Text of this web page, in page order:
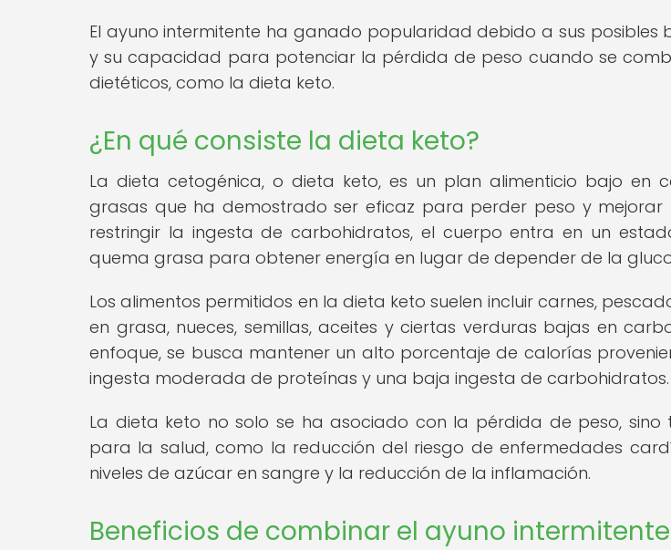
El ayuno intermitente ha ganado popularidad debido a sus posibles
y su capacidad para potenciar la pérdida de peso cuando se
dietéticos, como la dieta keto.
¿En qué consiste la dieta keto?
La dieta cetogénica, o dieta keto, es un plan alimenticio bajo en
grasas que ha demostrado ser eficaz para perder peso y mejorar
restringir la ingesta de carbohidratos, el cuerpo entra en un
quema grasa para obtener energía en lugar de depender de la
Los alimentos permitidos en la dieta keto suelen incluir carnes,
en grasa, nueces, semillas, aceites y ciertas verduras bajas en
enfoque, se busca mantener un alto porcentaje de calorías
ingesta moderada de proteínas y una baja ingesta de carbohidratos.
La dieta keto no solo se ha asociado con la pérdida de peso, sino
para la salud, como la reducción del riesgo de enfermedades
niveles de azúcar en sangre y la reducción de la inflamación.
Beneficios de combinar el ayuno